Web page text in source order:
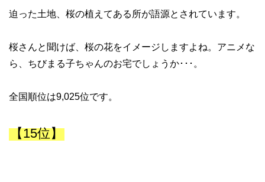
迫った土地、桜の植えてある所が語源とされています。
桜さんと聞けば、桜の花をイメージしますよね。アニメな
ら、ちびまる子ちゃんのお宅でしょうか･･･。
全国順位は9,025位です。
【15位】